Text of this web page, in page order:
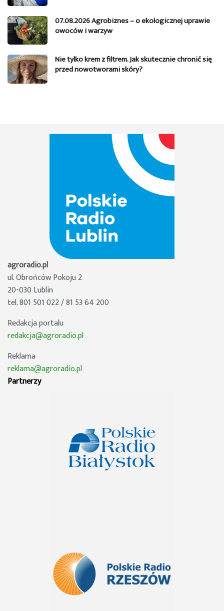
07.08.2026 Agrobiznes – o ekologicznej uprawie
owoców i warzyw
Nie tylko krem z filtrem. Jak skutecznie chronić się
przed nowotworami skóry?
agroradio.pl
ul. Obrońców Pokoju 2
20-030 Lublin
tel. 801 501 022 / 81 53 64 200
Redakcja portalu
redakcja@agroradio.pl
Reklama
reklama@agroradio.pl
Partnerzy